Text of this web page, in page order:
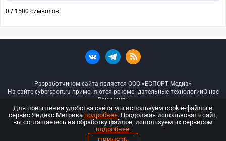
0 / 1500 символов
Разработчиком сайта является ООО «ЕСПОРТ Медиа»
На сайте cybersport.ru применяются рекомендательные технологииО нас
Документы
© ООО «Киберспорт.ру» — Все права защищены
18+
Для повышения удобства сайта мы используем cookie-файлы и
сервис Яндекс.Метрика подробнее. Продолжая использовать сайт,
вы соглашаетесь на обработку файлов, используемых сервисом
подробнее.